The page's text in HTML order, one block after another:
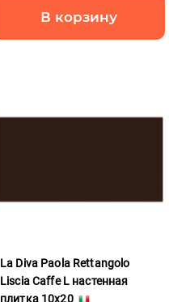
В корзину
La Diva Paola Rettangolo
Liscia Caffe L настенная
плитка 10x20